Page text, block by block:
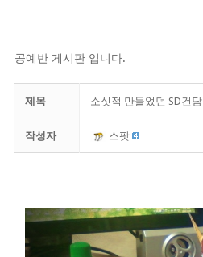
공예반 게시판 입니다.
제목 소싯적 만들었던 SD건담
작성자 스팟